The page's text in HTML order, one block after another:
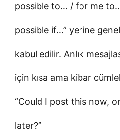
possible to… / for me
possible if…” yerine
kabul edilir. Anlık
için kısa ama kibar
“Could I post this now,
later?”